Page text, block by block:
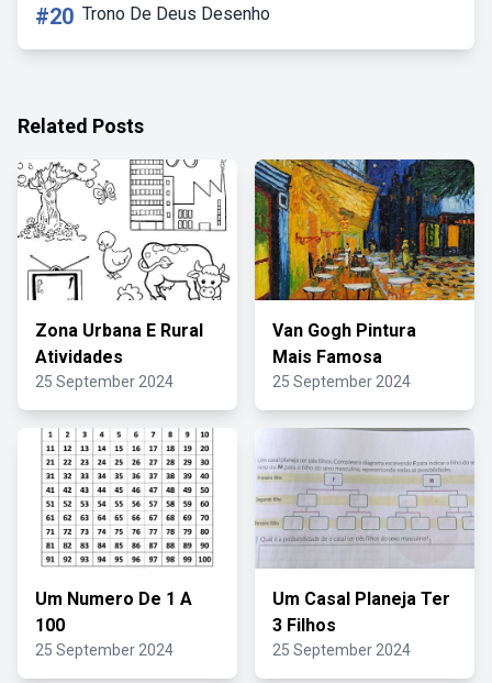
#20 Trono De Deus Desenho
Related Posts
Zona Urbana E Rural
Atividades
25 September 2024
Van Gogh Pintura
Mais Famosa
25 September 2024
Um Numero De 1 A
100
25 September 2024
Um Casal Planeja Ter
3 Filhos
25 September 2024